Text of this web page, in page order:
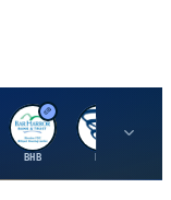
B
BHB
B